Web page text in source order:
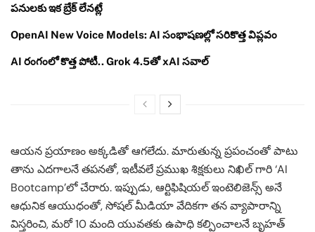
పనులకు ఇక బ్రేక్ లేనట్లే
OpenAI New Voice Models: AI సంభాషణల్లో సరికొత్త విప్లవం
AI రంగంలో కొత్త పోటీ.. Grok 4.5తో xAI సవాల్
ఆయన ప్రయాణం అక్కడితో ఆగలేదు. మారుతున్న ప్రపంచంతో పాటు
తాను ఎదగాలనే తపనతో, ఇటీవలే ప్రముఖ శిక్షకులు నిఖిల్ గారి ‘AI
Bootcamp’లో చేరారు. ఇప్పుడు, ఆర్టిఫిషియల్ ఇంటెలిజెన్స్ అనే
ఆధునిక ఆయుధంతో, సోషల్ మీడియా వేదికగా తన వ్యాపారాన్ని
విస్తరించి, మరో 10 మంది యువతకు ఉపాధి కల్పించాలనే బృహత్